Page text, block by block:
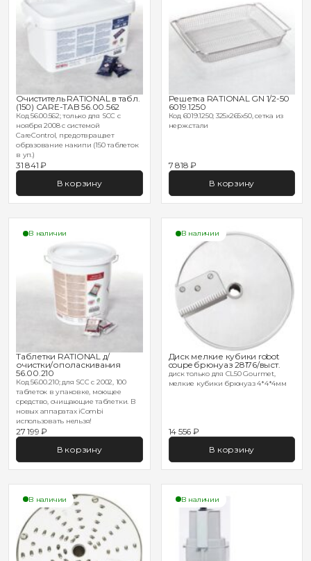
Очиститель RATIONAL в табл.
(150) CARE-TAB 56.00.562
Код 56.00.562; только для SCC с
ноября 2008 с системой
CareControl, предотвращает
образование накипи (150 таблеток
в уп.)
31 841 ₽
В корзину
Решетка RATIONAL GN 1/2-50
6019.1250
Код 6019.1250; 325х265х50, сетка из
нерж.стали
7 818 ₽
В корзину
В наличии
Таблетки RATIONAL д/
очистки/ополаскивания
56.00.210
Код 56.00.210; для SCC с 2002, 100
таблеток в упаковке, моющее
средство, очищающие таблетки. В
новых аппаратах iCombi
использовать нельзя!
27 199 ₽
В корзину
В наличии
Диск мелкие кубики robot
coupe брюнуаз 28176/выст.
диск только для CL50 Gourmet,
мелкие кубики брюнуаз 4*4*4мм
14 556 ₽
В корзину
В наличии В наличии